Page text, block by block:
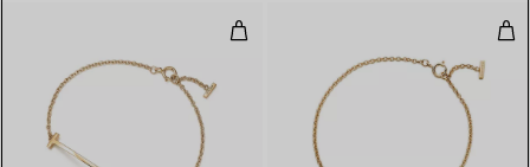
Smile Armband in Gelbgold